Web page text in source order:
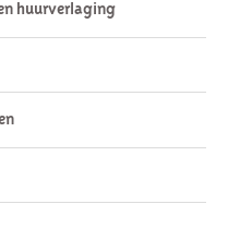
huurverlaging